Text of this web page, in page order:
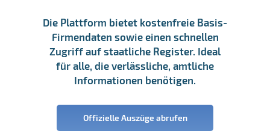
Die Plattform bietet kostenfreie Basis-
Firmendaten sowie einen schnellen
Zugriff auf staatliche Register. Ideal
für alle, die verlässliche, amtliche
Informationen benötigen.
Offizielle Auszüge abrufen